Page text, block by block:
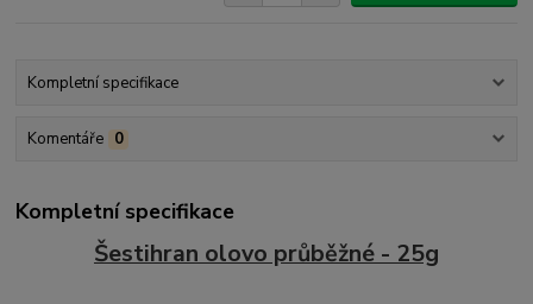
Kompletní specifikace
Komentáře 0
Kompletní specifikace
Šestihran olovo průběžné - 25g